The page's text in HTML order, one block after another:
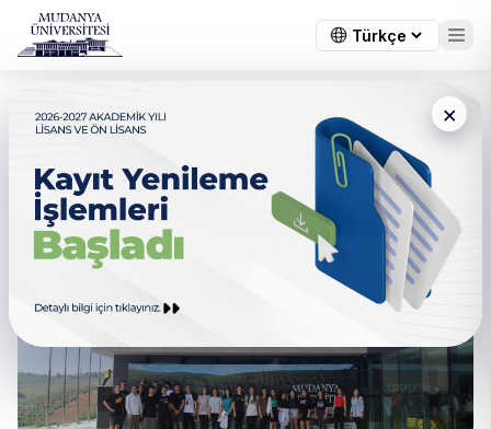
×
Bahçeşehir Koleji öğrencileri
Üniversitemizde